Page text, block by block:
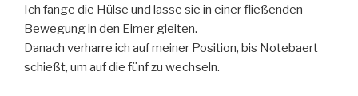
Ich fange die Hülse und lasse sie in einer fließenden
Bewegung in den Eimer gleiten.
Danach verharre ich auf meiner Position, bis Notebaert
schießt, um auf die fünf zu wechseln.